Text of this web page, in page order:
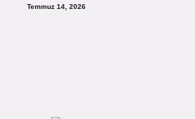
Temmuz 14, 2026